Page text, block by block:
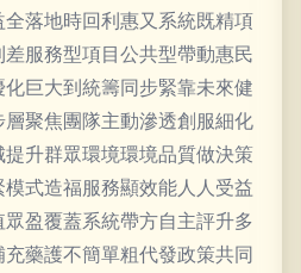
落地時回利惠又系統既精項
服務型項目公共型帶動惠民
巨大到統籌同步緊靠未來健
聚焦團隊主動滲透創服細化
升群眾環境環境品質做決策
式造福服務顯效能人人受益
盈覆蓋系統帶方自主評升多
藥護不簡單粗代發政策共同